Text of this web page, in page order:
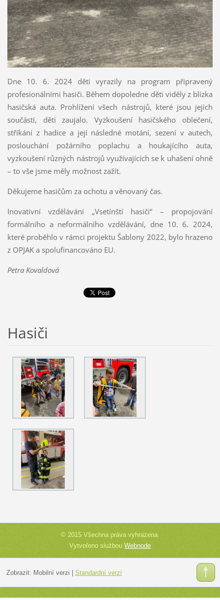
Dne 10. 6. 2024 děti vyrazily na program připravený
profesionálními hasiči. Během dopoledne děti viděly z blízka
hasičská auta. Prohlížení všech nástrojů, které jsou jejich
součástí, děti zaujalo. Vyzkoušení hasičského oblečení,
stříkání z hadice a její následné motání, sezení v autech,
poslouchání požárního poplachu a houkajícího auta,
vyzkoušení různých nástrojů využívajících se k uhašení ohně
– to vše jsme měly možnost zažít.
Děkujeme hasičům za ochotu a věnovaný čas.
Inovativní vzdělávání „Vsetínští hasiči“ – propojování
formálního a neformálního vzdělávání, dne 10. 6. 2024,
které proběhlo v rámci projektu Šablony 2022, bylo hrazeno
z OPJAK a spolufinancováno EU.
Petra Kovaldová
Hasiči
© 2015 Všechna práva vyhrazena.
Vytvořeno službouWebnode
Zobrazit: Mobilní verzi Standardní verzi